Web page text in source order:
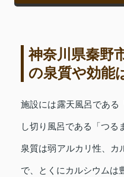
神奈川県秦野
の泉質や効能
施設には露天風呂である
し切り風呂である「つる
泉質は弱アルカリ性、カ
で、とくにカルシウムは